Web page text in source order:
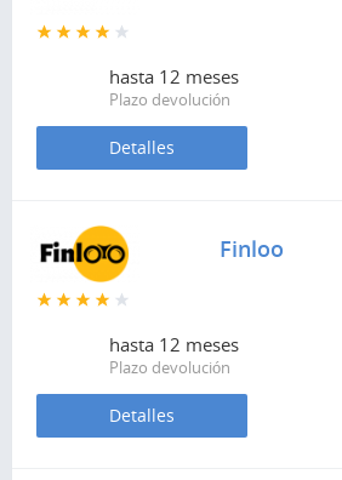
hasta 12 meses
Plazo devolución
Detalles
Finloo
hasta 12 meses
Plazo devolución
Detalles